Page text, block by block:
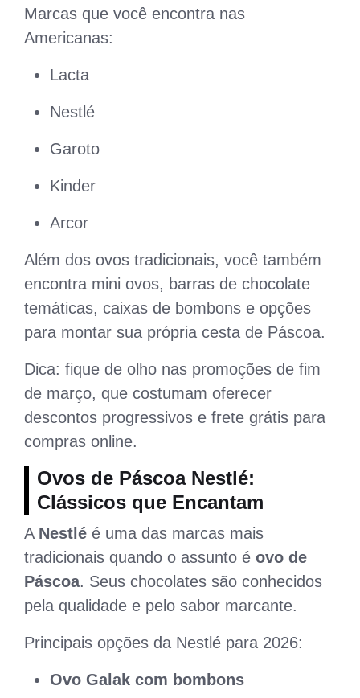
Marcas que você encontra nas
Americanas:
Lacta
Nestlé
Garoto
Kinder
Arcor
Além dos ovos tradicionais, você também
encontra mini ovos, barras de chocolate
temáticas, caixas de bombons e opções
para montar sua própria cesta de Páscoa.
Dica: fique de olho nas promoções de fim
de março, que costumam oferecer
descontos progressivos e frete grátis para
compras online.
Ovos de Páscoa Nestlé:
Clássicos que Encantam
A Nestlé é uma das marcas mais
tradicionais quando o assunto é ovo de
Páscoa. Seus chocolates são conhecidos
pela qualidade e pelo sabor marcante.
Principais opções da Nestlé para 2026:
Ovo Galak com bombons